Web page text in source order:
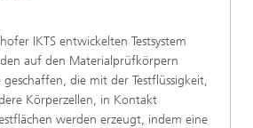
IKTS entwickelten Testsystem
auf den Materialprüfkörpern
die mit der Testflüssigkeit,
Körperzellen, in Kontakt
werden erzeugt, indem eine